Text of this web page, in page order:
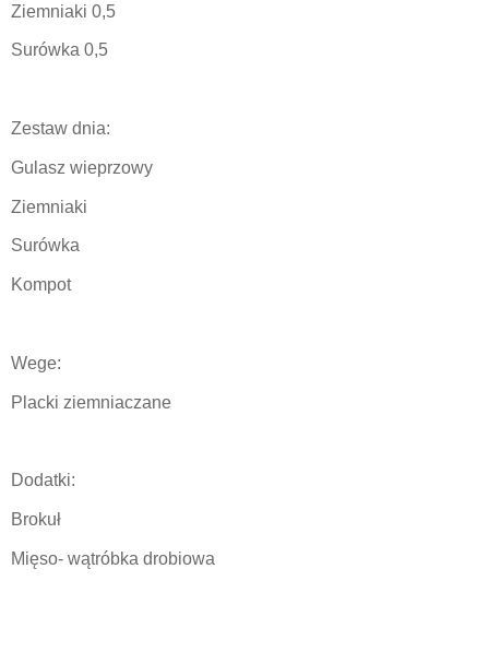
Ziemniaki 0,5
Surówka 0,5
Zestaw dnia:
Gulasz wieprzowy
Ziemniaki
Surówka
Kompot
Wege:
Placki ziemniaczane
Dodatki:
Brokuł
Mięso- wątróbka drobiowa